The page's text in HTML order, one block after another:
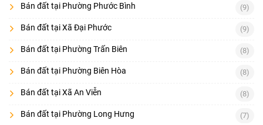
Bán đất tại Phường Phước Bình (9)
Bán đất tại Xã Đại Phước (9)
Bán đất tại Phường Trấn Biên (8)
Bán đất tại Phường Biên Hòa (8)
Bán đất tại Xã An Viễn (8)
Bán đất tại Phường Long Hưng (7)